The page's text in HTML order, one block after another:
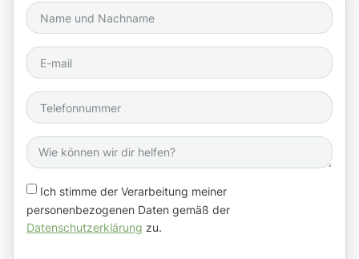
Ich stimme der Verarbeitung meiner
personenbezogenen Daten gemäß der
Datenschutzerklärung zu.